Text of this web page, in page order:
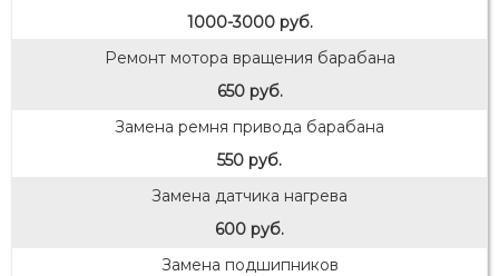
1000-3000 руб.
Ремонт мотора вращения барабана
650 руб.
Замена ремня привода барабана
550 руб.
Замена датчика нагрева
600 руб.
Замена подшипников